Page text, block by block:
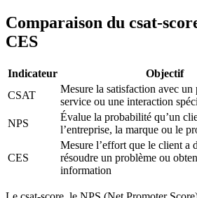
Comparaison du csat-
CES
Indicateur Objectif
CSAT
Mesure la satisfaction avec un
service ou une interaction
NPS
Évalue la probabilité qu’un
l’entreprise, la marque ou le
CES
Mesure l’effort que le client a
résoudre un problème ou
information